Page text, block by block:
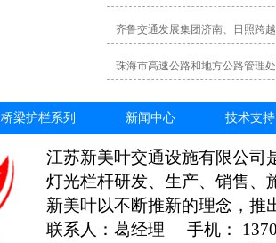
齐鲁交通发展集团济南、日照跨
珠海市高速公路和地方公路管理
桥梁护栏系列 新闻中心 技术支持
江苏新美叶交通设施有限公司
灯光栏杆研发、生产、销售、
新美叶以不断推新的理念，推
联系人：葛经理 手机：